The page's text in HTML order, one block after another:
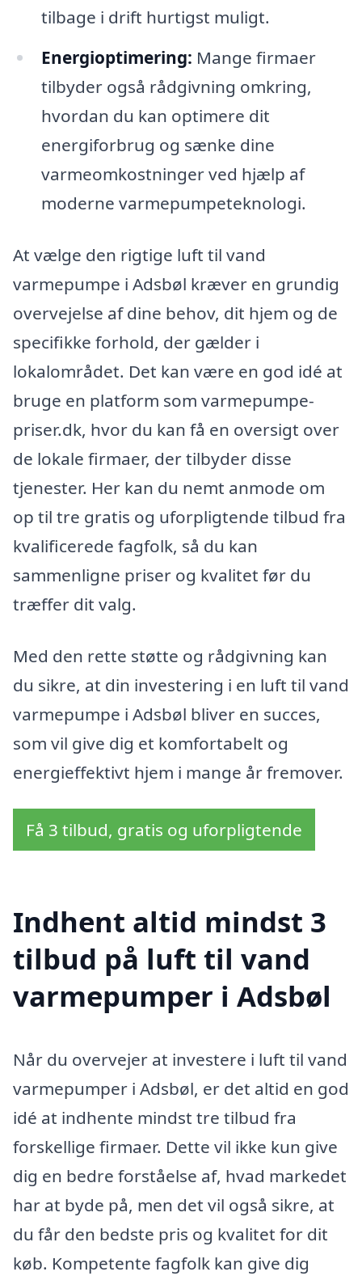
tilbage i drift hurtigst muligt.
Energioptimering: Mange firmaer
tilbyder også rådgivning omkring,
hvordan du kan optimere dit
energiforbrug og sænke dine
varmeomkostninger ved hjælp af
moderne varmepumpeteknologi.
At vælge den rigtige luft til vand
varmepumpe i Adsbøl kræver en grundig
overvejelse af dine behov, dit hjem og de
specifikke forhold, der gælder i
lokalområdet. Det kan være en god idé at
bruge en platform som varmepumpe-
priser.dk, hvor du kan få en oversigt over
de lokale firmaer, der tilbyder disse
tjenester. Her kan du nemt anmode om
op til tre gratis og uforpligtende tilbud fra
kvalificerede fagfolk, så du kan
sammenligne priser og kvalitet før du
træffer dit valg.
Med den rette støtte og rådgivning kan
du sikre, at din investering i en luft til vand
varmepumpe i Adsbøl bliver en succes,
som vil give dig et komfortabelt og
energieffektivt hjem i mange år fremover.
Få 3 tilbud, gratis og uforpligtende
Indhent altid mindst 3
tilbud på luft til vand
varmepumper i Adsbøl
Når du overvejer at investere i luft til vand
varmepumper i Adsbøl, er det altid en god
idé at indhente mindst tre tilbud fra
forskellige firmaer. Dette vil ikke kun give
dig en bedre forståelse af, hvad markedet
har at byde på, men det vil også sikre, at
du får den bedste pris og kvalitet for dit
køb. Kompetente fagfolk kan give dig